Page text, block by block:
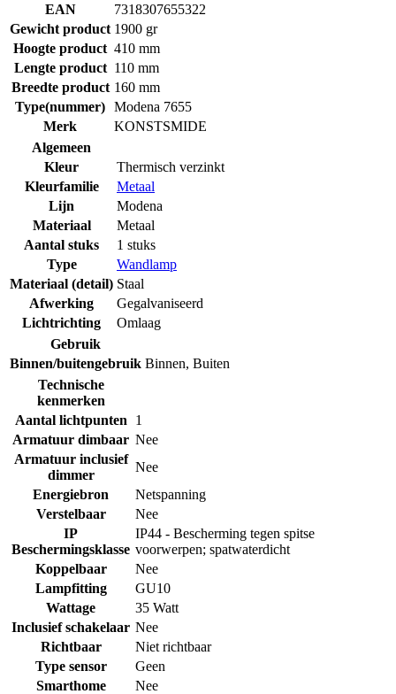
EAN
7318307655322
Gewicht product 1900 gr
Hoogte product 410 mm
Lengte product 110 mm
Breedte product 160 mm
Type(nummer) Modena 7655
Merk
KONSTSMIDE
Algemeen
Kleur
Thermisch verzinkt
Kleurfamilie
Metaal
Lijn
Modena
Materiaal
Metaal
Aantal stuks
1 stuks
Type
Wandlamp
Materiaal (detail) Staal
Afwerking
Gegalvaniseerd
Lichtrichting
Omlaag
Gebruik
Binnen/buitengebruik Binnen, Buiten
Technische
kenmerken
Aantal lichtpunten
1
Armatuur dimbaar Nee
Armatuur inclusief
dimmer
Nee
Energiebron
Netspanning
Verstelbaar
Nee
IP
Beschermingsklasse
IP44 - Bescherming tegen spitse
voorwerpen; spatwaterdicht
Koppelbaar
Nee
Lampfitting
GU10
Wattage
35 Watt
Inclusief schakelaar Nee
Richtbaar
Niet richtbaar
Type sensor
Geen
Smarthome
Nee